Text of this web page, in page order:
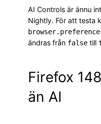
AI Controls är ännu
Nightly. För att testa
ändras från false till
Firefox
än AI